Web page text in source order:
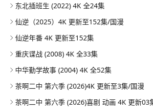
东北插班生 (2022) 4K 全24集
仙逆（2025）4K 更新至152集/国漫
仙逆年番 4K 更新至152集
重庆谍战 (2008) 4K 全33集
中华勤学故事 (2004) 4K 全52集
茶啊二中 第六季 (2026)4K 更新至3集/国漫
茶啊二中 第六季 (2026)喜剧 动画 4K 更新03